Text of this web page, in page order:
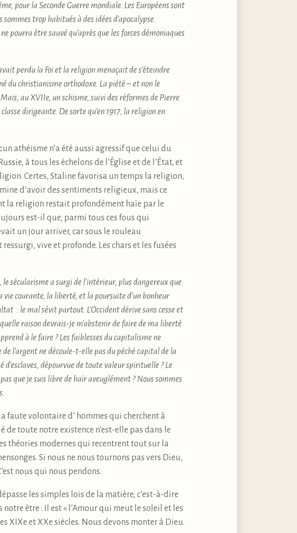
pour la Seconde Guerre mondiale. Les Européens sont
trop habitués à des idées d’apocalypse.
pourra être sauvé qu’après que les forces démoniaques
perdu la Foi et la religion menaçait de s’éteindre
du christianisme orthodoxe. La piété – et non le
au XVIIe, un schisme, suivi des réformes de Pierre
dirigeante. De sorte qu’en 1917, la religion en
athéisme n’a été aussi agressif que celui du
à tous les échelons de l’Église et de l’État, et
Certes, Staline favorisa un temps la religion,
d’avoir des sentiments religieux, mais ce
la religion restait profondément haïe par le
est-il que, parmi tous ces fous qui
un jour arriver, car sous le rouleau
vive et profonde. Les chars et les fusées
sécularisme a surgi de l’intérieur, plus dangereux que
vie courante, la liberté, et la poursuite d’un bonheur
: le mal sévit partout. L’Occident dérive sans cesse et
raison devrais-je m’abstenir de faire de ma liberté
à le faire ? Les faiblesses du capitalisme ne
l’argent ne découle-t-elle pas du péché capital de la
dépourvue de toute valeur spirituelle ? Le
que je suis libre de haïr aveuglément ? Nous sommes
faute volontaire d’ hommes qui cherchent à
toute notre existence n’est-elle pas dans le
théories modernes qui recentrent tout sur la
Si nous ne nous tournons pas vers Dieu,
nous qui nous pendons.
les simples lois de la matière, c’est-à-dire
être : Il est « l’Amour qui meut le soleil et les
XIXe et XXe siècles. Nous devons monter à Dieu.